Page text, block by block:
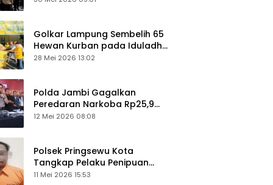
Golkar Lampung Sembelih 65
Hewan Kurban pada Iduladha
1447 Hijriah
28 Mei 2026 13:02
Polda Jambi Gagalkan
Peredaran Narkoba Rp25,9
Miliar, Empat Tersangka
12 Mei 2026 08:08
Polsek Pringsewu Kota
Tangkap Pelaku Penipuan
Mobil, Sempat Kabur ke Jambi
11 Mei 2026 15:53